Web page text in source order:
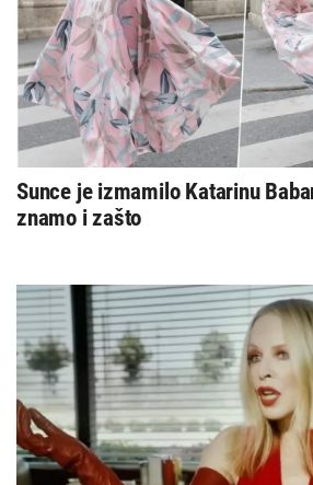
Sunce je izmamilo Katarinu
znamo i zašto